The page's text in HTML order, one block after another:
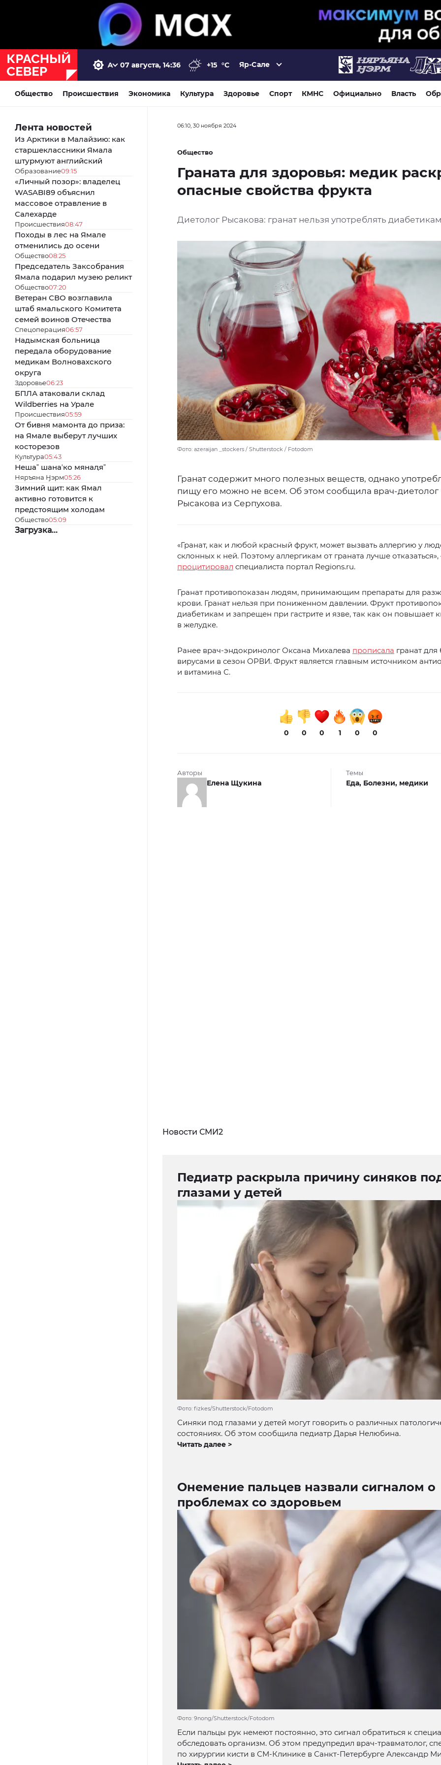
07 августа, 14:36 +15 °C Яр-Сале
Общество Происшествия Экономика Культура Здоровье Спорт КМНС Официально Власть
Лента новостей
Из Арктики в Малайзию: как
старшеклассники Ямала
штурмуют английский
Образование09:15
«Личный позор»: владелец
WASABI89 объяснил
массовое отравление в
Салехарде
Происшествия08:47
Походы в лес на Ямале
отменились до осени
Общество08:25
Председатель Заксобрания
Ямала подарил музею реликт
Общество07:20
Ветеран СВО возглавила
штаб ямальского Комитета
семей воинов Отечества
Спецоперация06:57
Надымская больница
передала оборудование
медикам Волновахского
округа
Здоровье06:23
БПЛА атаковали склад
Wildberries на Урале
Происшествия05:59
От бивня мамонта до приза:
на Ямале выберут лучших
косторезов
Культура05:43
Нешаˮ шанаʼко мянаԯяˮ
Няръяна Ӈэрм05:26
Зимний щит: как Ямал
активно готовится к
предстоящим холодам
Общество05:09
Загрузка...
06:10, 30 ноября 2024
Общество
Граната для здоровья: медик
опасные свойства фрукта
Диетолог Рысакова: гранат нельзя употреблять диабетикам
Фото: azeraijan _stockers / Shutterstock / Fotodom
Гранат содержит много полезных веществ, однако
пищу его можно не всем. Об этом сообщила врач-диетолог
Рысакова из Серпухова.
«Гранат, как и любой красный фрукт, может вызвать аллергию у
склонных к ней. Поэтому аллергикам от граната лучше
процитировал специалиста портал Regions.ru.
Гранат противопоказан людям, принимающим препараты для
крови. Гранат нельзя при пониженном давлении. Фрукт
диабетикам и запрещен при гастрите и язве, так как он повышает
в желудке.
Ранее врач-эндокринолог Оксана Михалева прописала гранат
вирусами в сезон ОРВИ. Фрукт является главным источником
и витамина С.
0 0 0 1 0 0
Авторы
Елена Щукина
Темы
Еда, Болезни, медики
Новости СМИ2
Педиатр раскрыла причину синяков
глазами у детей
Фото: fizkes/Shutterstock/Fotodom
Синяки под глазами у детей могут говорить о различных
состояниях. Об этом сообщила педиатр Дарья Нелюбина.
Читать далее >
Онемение пальцев назвали сигналом о
проблемах со здоровьем
Фото: 9nong/Shutterstock/Fotodom
Если пальцы рук немеют постоянно, это сигнал обратиться к
обследовать организм. Об этом предупредил врач-травматолог,
по хирургии кисти в СМ-Клинике в Санкт-Петербурге Александр